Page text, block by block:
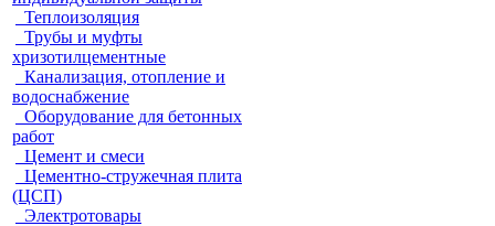
Теплоизоляция
Трубы и муфты
хризотилцементные
Канализация, отопление и
водоснабжение
Оборудование для бетонных
работ
Цемент и смеси
Цементно-стружечная плита
(ЦСП)
Электротовары